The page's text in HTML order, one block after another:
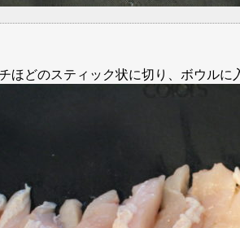
ほどのスティック状に切り、ボウル